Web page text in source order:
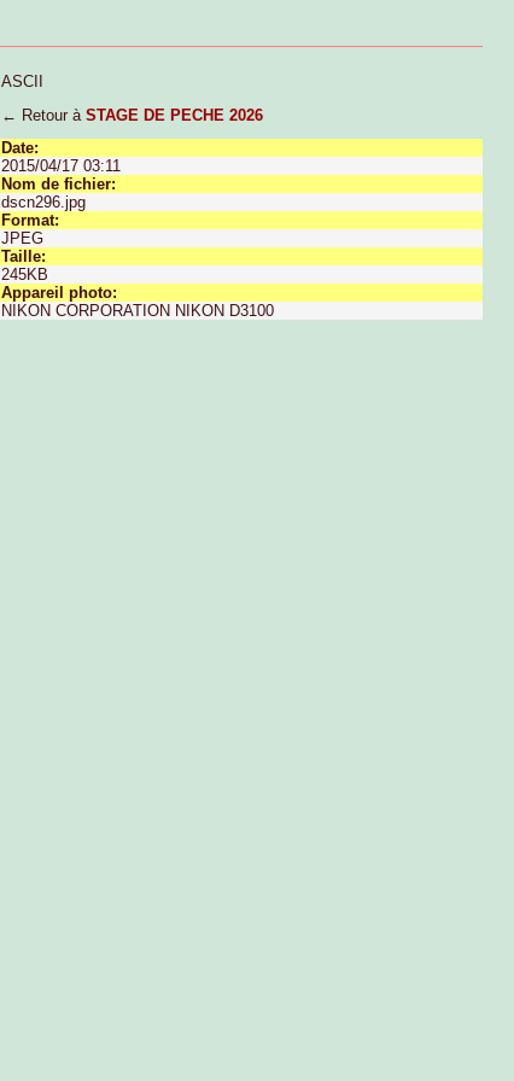
ASCII
← Retour àSTAGE DE PECHE 2026
Date:
2015/04/17 03:11
Nom de fichier:
dscn296.jpg
Format:
JPEG
Taille:
245KB
Appareil photo:
NIKON CORPORATION NIKON D3100